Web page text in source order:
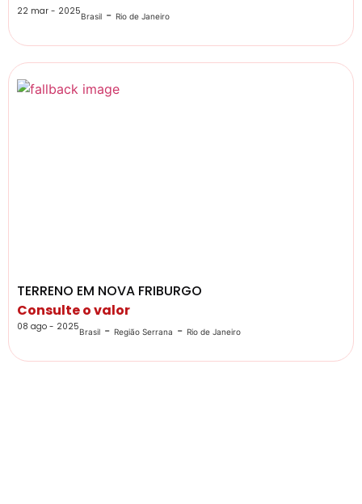
22 mar - 2025Brasil - Rio de Janeiro
TERRENO EM NOVA FRIBURGO
Consulte o valor
08 ago - 2025Brasil - Região Serrana - Rio de Janeiro